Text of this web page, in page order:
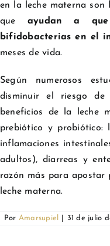
en la leche materna son
que ayudan a
bifidobacterias en el
meses de vida.
Según numerosos
disminuir el riesgo
beneficios de la leche
prebiótico y probiótico:
inflamaciones
adultos), diarreas y
razón más para apostar
leche materna.
Por Amarsupiel 31 de julio